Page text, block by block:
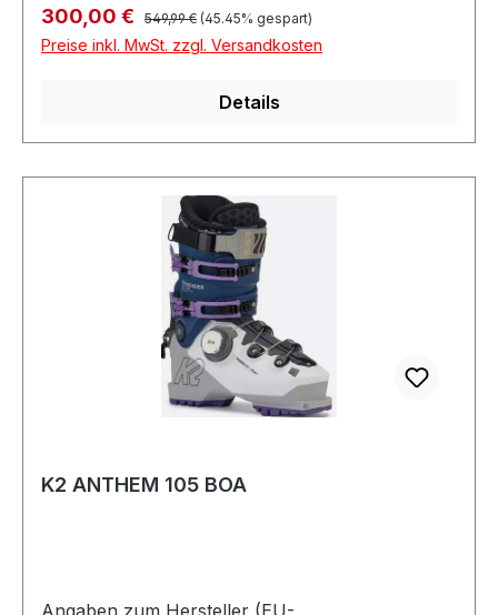
Verkaufspreis:
300,00 € Regulärer Preis:
549,99 € (45.45% gespart)
Preise inkl. MwSt. zzgl. Versandkosten
Details
K2 ANTHEM 105 BOA
Angaben zum Hersteller (EU-